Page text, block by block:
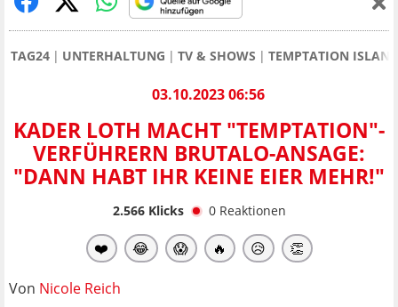
TAG24 UNTERHALTUNG TV & SHOWS TEMPTATION
03.10.2023 06:56
KADER LOTH MACHT "TEMPTATION"-
VERFÜHRERN BRUTALO-ANSAGE:
"DANN HABT IHR KEINE EIER MEHR!"
2.566Klicks 0 Reaktionen
❤️ 😂 😱 🔥 😥 👏
Von Nicole Reich